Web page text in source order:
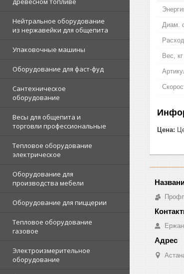
Нейтральное оборудование
из нержавейки для общепита
Упаковочные машины
Оборудование для фаст-фуд
Сантехническое
оборудование
Весы для общепита и
торговли профессиональные
Тепловое оборудование
электрическое
Оборудование для
производства мебели
Оборудование для пиццерии
Тепловое оборудование
газовое
Электроизмерительное
оборудование
Диам.
Вес, кг
Цена:
Ержан